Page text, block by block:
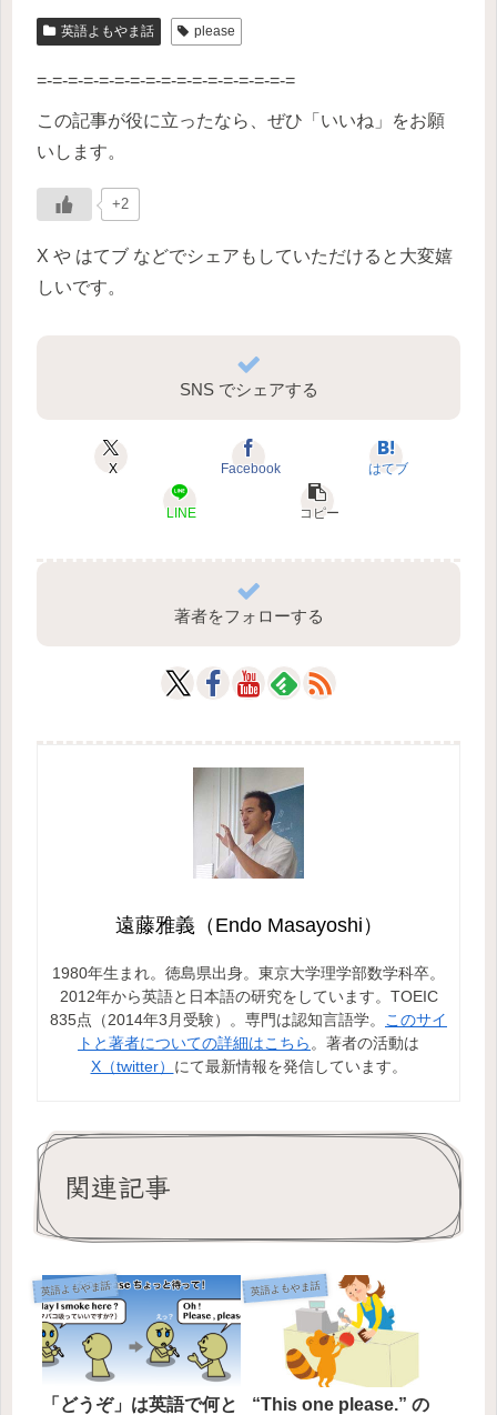
英語よもやま話 please
=-=-=-=-=-=-=-=-=-=-=-=-=-=-=-=-=
この記事が役に立ったなら、ぜひ「いいね」をお願
いします。
+2
X や はてブ などでシェアもしていただけると大変嬉
しいです。
SNS でシェアする
X Facebook はてブ
LINE コピー
著者をフォローする
遠藤雅義（Endo Masayoshi）
1980年生まれ。徳島県出身。東京大学理学部数学科卒。
2012年から英語と日本語の研究をしています。TOEIC
835点（2014年3月受験）。専門は認知言語学。
このサイ
トと著者についての詳細はこちら 。著者の活動は
X（twitter） にて最新情報を発信しています。
関連記事
英語よもやま話
「どうぞ」は英語で何と
英語よもやま話
“This one please.” の